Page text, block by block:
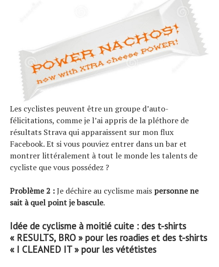
Les cyclistes peuvent être un groupe d’auto-
félicitations, comme je l’ai appris de la pléthore de
résultats Strava qui apparaissent sur mon flux
Facebook. Et si vous pouviez entrer dans un bar et
montrer littéralement à tout le monde les talents de
cycliste que vous possédez ?
Problème 2 :Je déchire au cyclisme mais personne ne
sait à quel point je bascule.
Idée de cyclisme à moitié cuite : des t-shirts
« RESULTS, BRO » pour les roadies et des t-shirts
« I CLEANED IT » pour les vététistes